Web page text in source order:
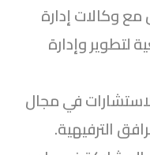
مع وكالات إدارة
لتطوير وإدارة
في مجال
الترفيهية.